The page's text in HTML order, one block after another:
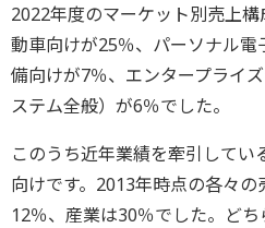
2022年度のマーケット別売上
動車向けが25％、パーソナル
備向けが7％、エンタープライ
ステム全般）が6％でした。
このうち近年業績を牽引して
向けです。2013年時点の各々
12％、産業は30％でした。ど